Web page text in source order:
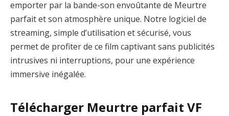
emporter par la bande-son envoûtante de Meurtre
parfait et son atmosphère unique. Notre logiciel de
streaming, simple d’utilisation et sécurisé, vous
permet de profiter de ce film captivant sans publicités
intrusives ni interruptions, pour une expérience
immersive inégalée.
Télécharger Meurtre parfait VF